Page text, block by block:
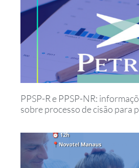
PPSP-R e PPSP-NR:
sobre processo de cisão para